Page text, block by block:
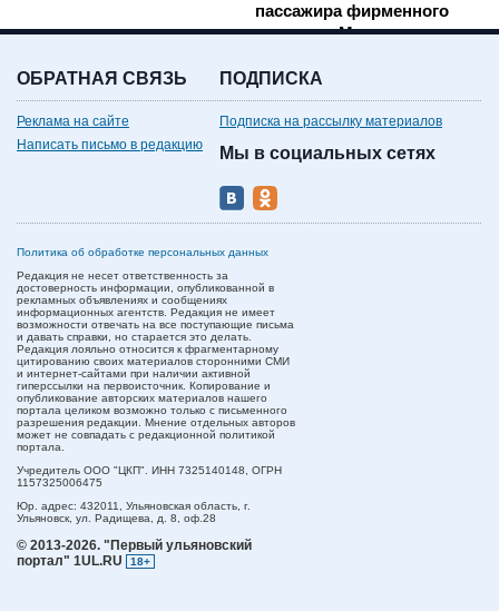
пассажира фирменного
поезда из Москвы
ОБРАТНАЯ СВЯЗЬ
Реклама на сайте
Написать письмо в редакцию
ПОДПИСКА
Подписка на рассылку материалов
Мы в социальных сетях
Политика об обработке персональных данных
Редакция не несет ответственность за
достоверность информации, опубликованной в
рекламных объявлениях и сообщениях
информационных агентств. Редакция не имеет
возможности отвечать на все поступающие письма
и давать справки, но старается это делать.
Редакция лояльно относится к фрагментарному
цитированию своих материалов сторонними СМИ
и интернет-сайтами при наличии активной
гиперссылки на первоисточник. Копирование и
опубликование авторских материалов нашего
портала целиком возможно только с письменного
разрешения редакции. Мнение отдельных авторов
может не совпадать с редакционной политикой
портала.
Учредитель ООО "ЦКП". ИНН 7325140148, ОГРН
1157325006475
Юр. адрес: 432011, Ульяновская область, г.
Ульяновск, ул. Радищева, д. 8, оф.28
© 2013-2026. "Первый ульяновский
портал" 1UL.RU
18+